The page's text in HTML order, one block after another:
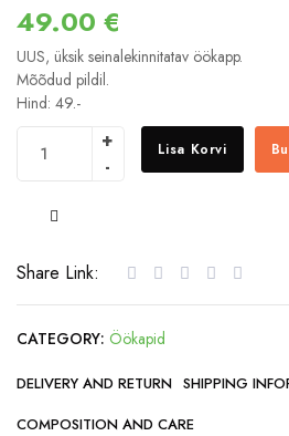
49.00 €
UUS, üksik seinalekinnitatav öökapp.
Mõõdud pildil.
Hind: 49.-
Lisa Korvi
Share Link:
CATEGORY: Öökapid
DELIVERY AND RETURN SHIPPING
COMPOSITION AND CARE